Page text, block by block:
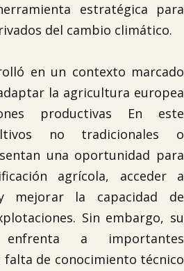
estratégica para
del cambio climático.
en un contexto marcado
la agricultura europea
productivas En este
no tradicionales o
una oportunidad para
agrícola, acceder a
mejorar la capacidad de
Sin embargo, su
a importantes
de conocimiento técnico